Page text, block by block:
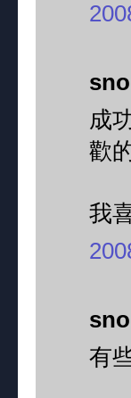
成
歡
我
有